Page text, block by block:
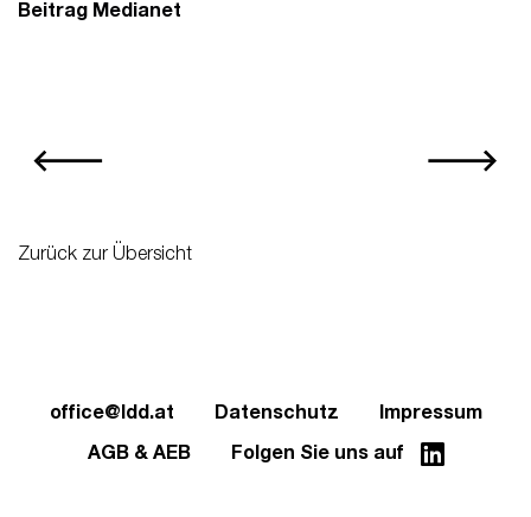
Beitrag Medianet
Zurück zur Übersicht
office@ldd.at Datenschutz Impressum
AGB & AEB Folgen Sie uns auf